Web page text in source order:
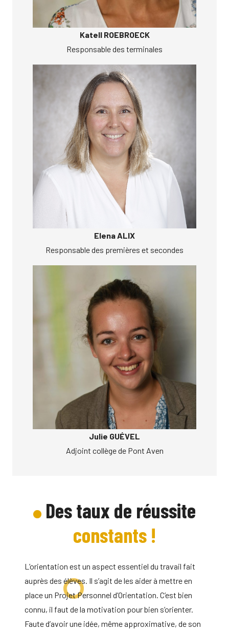
Katell ROEBROECK
Responsable des terminales
Elena ALIX
Responsable des premières et secondes
Julie GUÉVEL
Adjoint collège de Pont Aven
Des taux de réussite
constants !
L’orientation est un aspect essentiel du travail fait
auprès des élèves. Il s’agit de les aider à mettre en
place un Projet Personnel d’Orientation. C’est bien
connu, il faut de la motivation pour bien s’orienter.
Faute d’avoir une idée, même approximative, de son